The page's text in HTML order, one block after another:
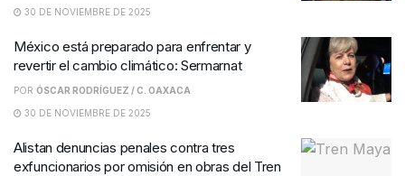
30 DE NOVIEMBRE DE 2025
México está preparado para enfrentar y
revertir el cambio climático: Sermarnat
POR ÓSCAR RODRÍGUEZ / C. OAXACA
30 DE NOVIEMBRE DE 2025
Alistan denuncias penales contra tres
exfuncionarios por omisión en obras del Tren